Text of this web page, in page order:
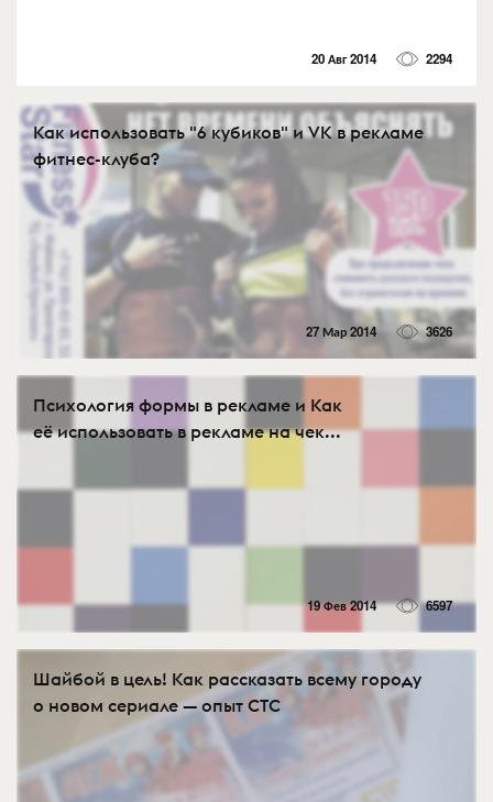
20 Авг 2014 2294
Как использовать "6 кубиков" и VK в рекламе
фитнес-клуба?
27 Мар 2014 3626
Психология формы в рекламе и Как
её использовать в рекламе на чек...
19 Фев 2014 6597
Шайбой в цель! Как рассказать всему городу
о новом сериале — опыт СТС